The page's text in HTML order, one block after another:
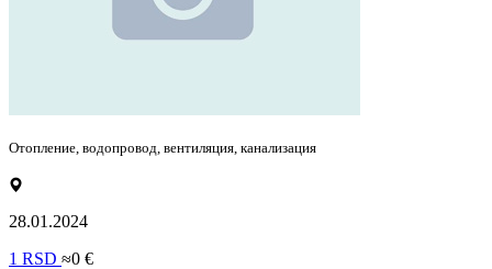
Отопление, водопровод, вентиляция, канализация
28.01.2024
1 RSD ≈0 €